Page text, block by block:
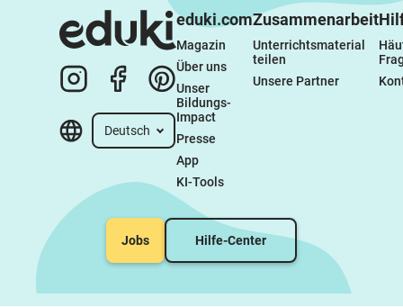
Deutsch
eduki.com
Magazin
Über uns
Unser
Bildungs-
Impact
Presse
App
KI-Tools
Zusammenarbeit
Unterrichtsmaterial
teilen
Unsere Partner
Jobs Hilfe-Center